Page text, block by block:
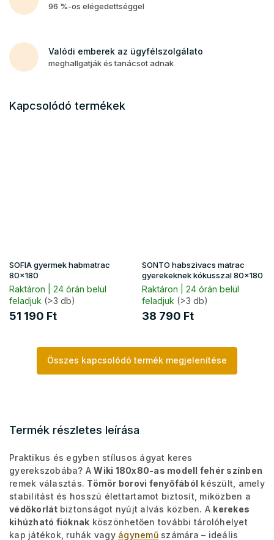
96 %-os elégedettséggel
Valódi emberek az ügyfélszolgálato
meghallgatják és tanácsot adnak
Kapcsolódó termékek
SOFIA gyermek habmatrac
80x180
Raktáron | 24 órán belül
feladjuk (>3 db)
51 190 Ft
SONTO habszivacs matrac
gyerekeknek kókusszal 80x180
Raktáron | 24 órán belül
feladjuk (>3 db)
38 790 Ft
Összes kapcsolódó termék megjelenítése
Termék részletes leírása
Praktikus és egyben stílusos ágyat keres
gyerekszobába? AWiki 180x80-as modell fehér színben
remek választás. Tömör borovi fenyőfából készült, amely
stabilitást és hosszú élettartamot biztosít, miközben a
védőkorlát biztonságot nyújt alvás közben. A kerekes
kihúzható fióknak köszönhetően további tárolóhelyet
kap játékok, ruhák vagy ágyneműszámára – ideális